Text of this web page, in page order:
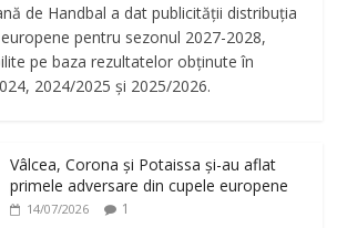
de Handbal a dat publicității distribuția
pentru sezonul 2027-2028,
pe baza rezultatelor obținute în
2024/2025 și 2025/2026.
Vâlcea, Corona și Potaissa și-au aflat
primele adversare din cupele europene
14/07/2026 1